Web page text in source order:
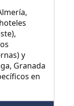
y
Granada
en